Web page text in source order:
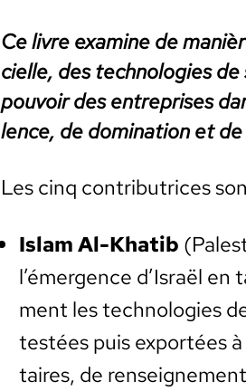
Ce livre exam­ine de
cielle, des tech­nolo­gies
pou­voir des entre­pris­es
lence, de dom­i­na­tion et
Les cinq con­tributri­ces
Islam Al-Khat­ib
l’émergence d’Israël
ment les tech­nolo­gies
testées puis exportées
taires, de